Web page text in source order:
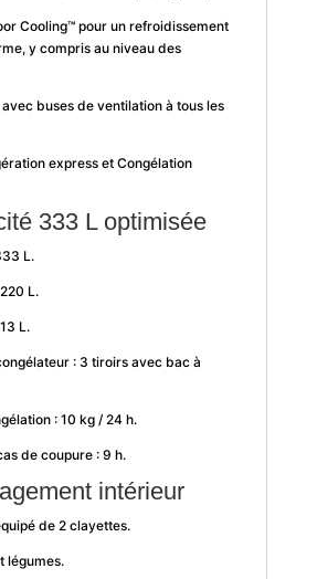
Cooling™ pour un refroidissement
y compris au niveau des
buses de ventilation à tous les
express et Congélation
333 L optimisée
L.
L.
L.
: 3 tiroirs avec bac à
: 10 kg / 24 h.
de coupure : 9 h.
intérieur
de 2 clayettes.
légumes.